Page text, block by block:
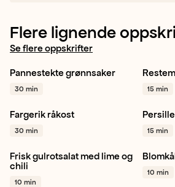
Flere lignende
Se flere oppskrifter
Gulrot
Persillerot
Reddik
Pannestekte grønnsaker
30 min
+ 1
15 min
Gulrot Kålrot
+ 1
Fargerik råkost
30 min 15 min
Gulrot Chili Lime + 1
Frisk gulrotsalat med lime og
chili
10 min
+ 1
10 min